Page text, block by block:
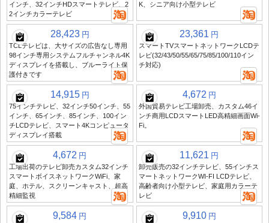
インチ、32インチHDスマートテレビ、2
2インチカラーテレビ
K、シニア向け小型テレビ
28,423 円
TCLテレビは、大サイズの広告なし専用
98インチ専用システムフルチャンネル4K
ディスプレイを搭載し、ブルーライト保
護付きです
23,361 円
スマートTVスマートネットワークLCDテ
レビ(32/43/50/55/65/75/85/100/110イン
チ対応)
14,915 円
75インチテレビ、32インチ50インチ、55
インチ、65インチ、85インチ、100イン
チLCDテレビ、スマート4Kコンピュータ
ディスプレイ搭載
4,672 円
外国貿易テレビ工場卸売、カスタム46イ
ンチ商用LCDスマートLED高精細画面Wi-
Fi。
4,672 円
工場出荷のテレビ卸売カスタム32インチ
スマートボイスネットワークWiFi、家
庭、ホテル、スクリーンキャスト、超高
精細監視
11,621 円
卸売販売の32インチテレビ、55インチス
マートネットワークWI-FI LCDテレビ、
高齢者向け小型テレビ、家庭用カラーテ
レビ
9,584 円 9,910 円